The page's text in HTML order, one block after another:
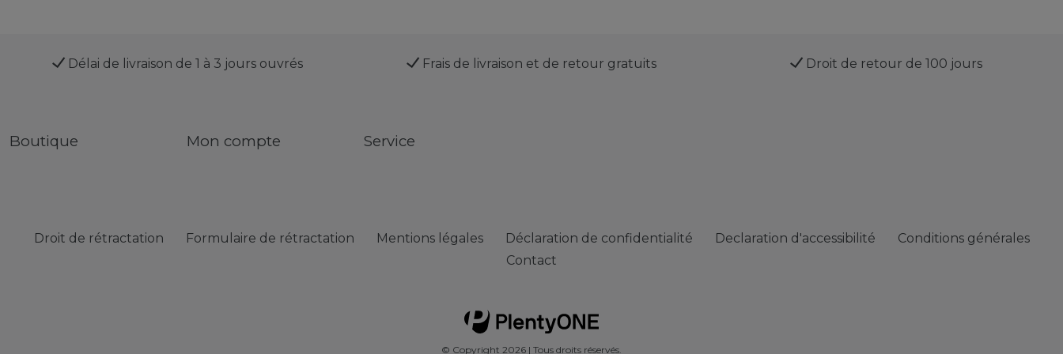
Délai de livraison de 1 à 3 jours ouvrés Frais de livraison et de retour gratuits Droit de retour de 100 jours
Boutique Mon compte Service
Droit de rétractation Formulaire de rétractation Mentions légales Déclaration de confidentialité Declaration d'accessibilité
Conditions générales
Contact
© Copyright 2026 | Tous droits réservés.